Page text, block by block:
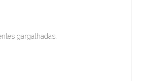
gargalhadas.